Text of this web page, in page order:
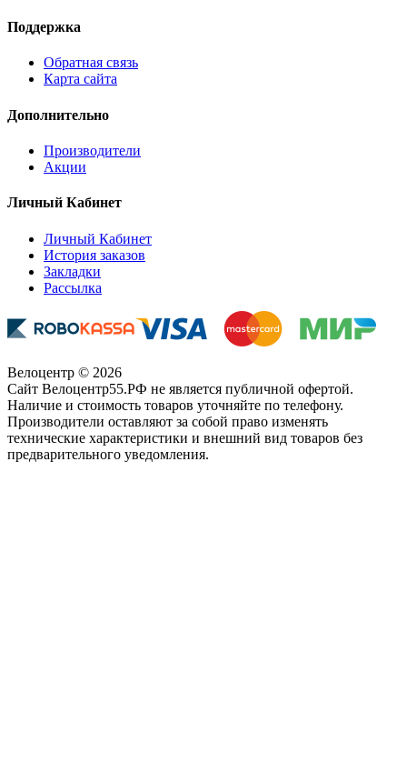
Поддержка
Обратная связь
Карта сайта
Дополнительно
Производители
Акции
Личный Кабинет
Личный Кабинет
История заказов
Закладки
Рассылка
Велоцентр © 2026
Сайт Велоцентр55.РФ не является публичной офертой.
Наличие и стоимость товаров уточняйте по телефону.
Производители оставляют за собой право изменять
технические характеристики и внешний вид товаров без
предварительного уведомления.